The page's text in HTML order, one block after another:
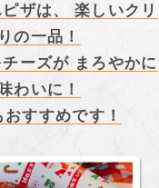
ザは、 楽しいクリ
の一品！
ーズが まろやかに
わいに！
すすめです！